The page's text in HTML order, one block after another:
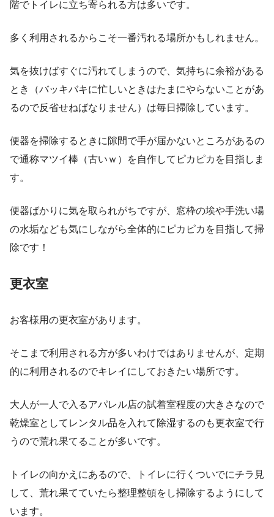
階でトイレに立ち寄られる方は多いです。
多く利用されるからこそ一番汚れる場所かもしれません。
気を抜けばすぐに汚れてしまうので、気持ちに余裕がある
とき（バッキバキに忙しいときはたまにやらないことがあ
るので反省せねばなりません）は毎日掃除しています。
便器を掃除するときに隙間で手が届かないところがあるの
で通称マツイ棒（古いｗ）を自作してピカピカを目指しま
す。
便器ばかりに気を取られがちですが、窓枠の埃や手洗い場
の水垢なども気にしながら全体的にピカピカを目指して掃
除です！
更衣室
お客様用の更衣室があります。
そこまで利用される方が多いわけではありませんが、定期
的に利用されるのでキレイにしておきたい場所です。
大人が一人で入るアパレル店の試着室程度の大きさなので
乾燥室としてレンタル品を入れて除湿するのも更衣室で行
うので荒れ果てることが多いです。
トイレの向かえにあるので、トイレに行くついでにチラ見
して、荒れ果てていたら整理整頓をし掃除するようにして
います。